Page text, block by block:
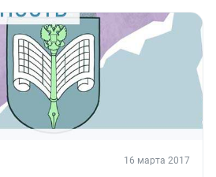
16 марта 2017